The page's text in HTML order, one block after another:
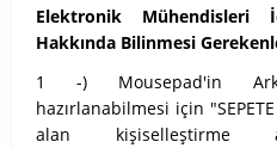
Elektronik Mühendisleri
Hakkında Bilinmesi
1 -) Mousepad'in
hazırlanabilmesi için
alan kişiselleştirme